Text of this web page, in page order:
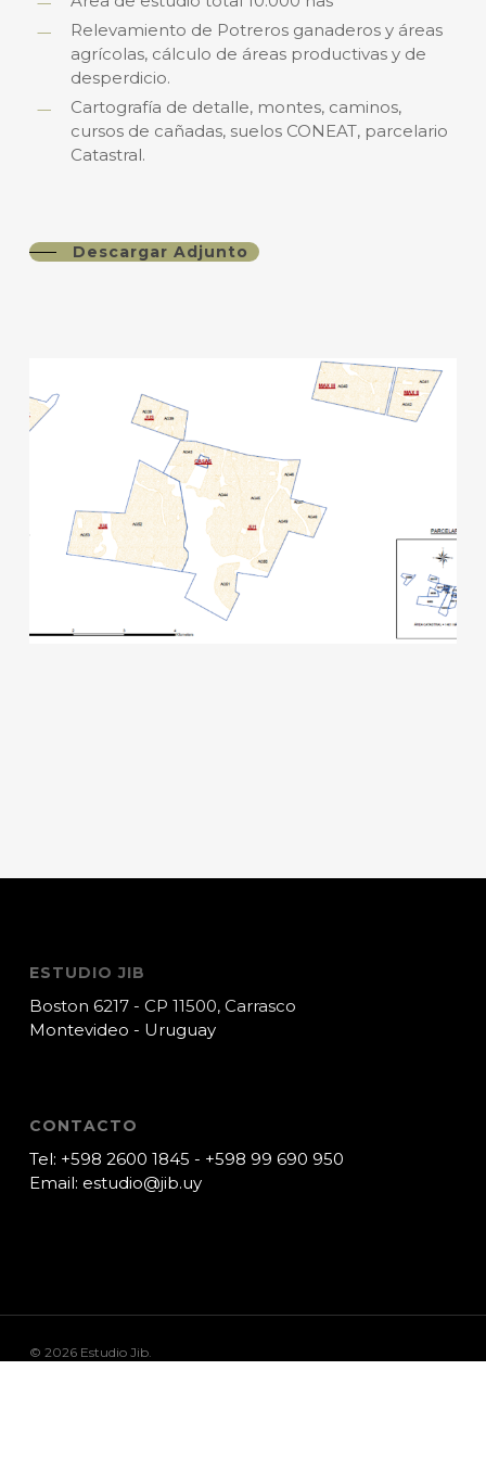
Relevamiento de Potreros ganaderos y áreas
agrícolas, cálculo de áreas productivas y de
desperdicio.
Cartografía de detalle, montes, caminos,
cursos de cañadas, suelos CONEAT, parcelario
Catastral.
Descargar Adjunto
ESTUDIO JIB
Boston 6217 - CP 11500, Carrasco
Montevideo - Uruguay
CONTACTO
Tel: +598 2600 1845 - +598 99 690 950
Email: estudio@jib.uy
© 2026 Estudio Jib.